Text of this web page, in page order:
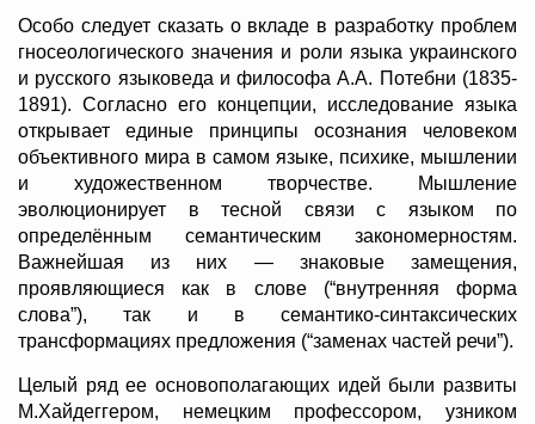
Особо следует сказать о вкладе в разработку проблем
гносеологического значения и роли языка украинского
и русского языковеда и философа А.А. Потебни (1835-
1891). Согласно его концепции, исследование языка
открывает единые принципы осознания человеком
объективного мира в самом языке, психике, мышлении
и художественном творчестве. Мышление
эволюционирует в тесной связи с языком по
определённым семантическим закономерностям.
Важнейшая из них — знаковые замещения,
проявляющиеся как в слове (“внутренняя форма
слова”), так и в семантико-синтаксических
трансформациях предложения (“заменах частей речи”).
Целый ряд ее основополагающих идей были развиты
М.Хайдеггером, немецким профессором, узником